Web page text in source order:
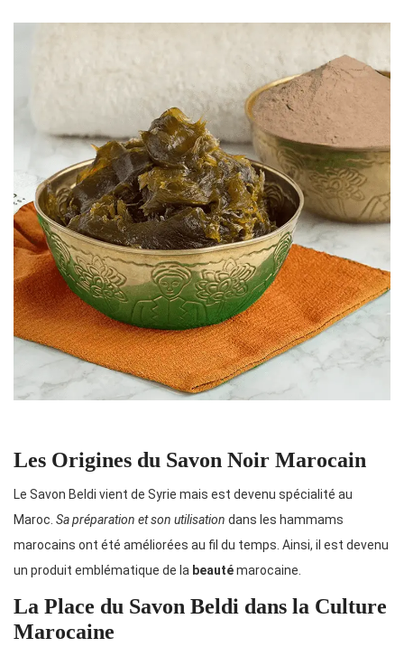
Les Origines du Savon Noir Marocain
Le Savon Beldi vient de Syrie mais est devenu spécialité au
Maroc. Sa préparation et son utilisation dans les hammams
marocains ont été améliorées au fil du temps. Ainsi, il est devenu
un produit emblématique de la beautémarocaine.
La Place du Savon Beldi dans la Culture
Marocaine